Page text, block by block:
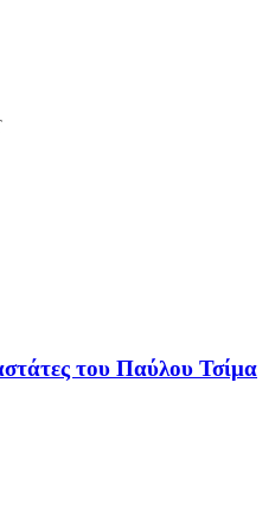
του Παύλου Τσίμα